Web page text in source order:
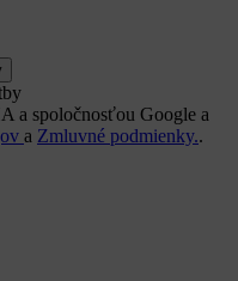
a spoločnosťou Google a
a Zmluvné podmienky..